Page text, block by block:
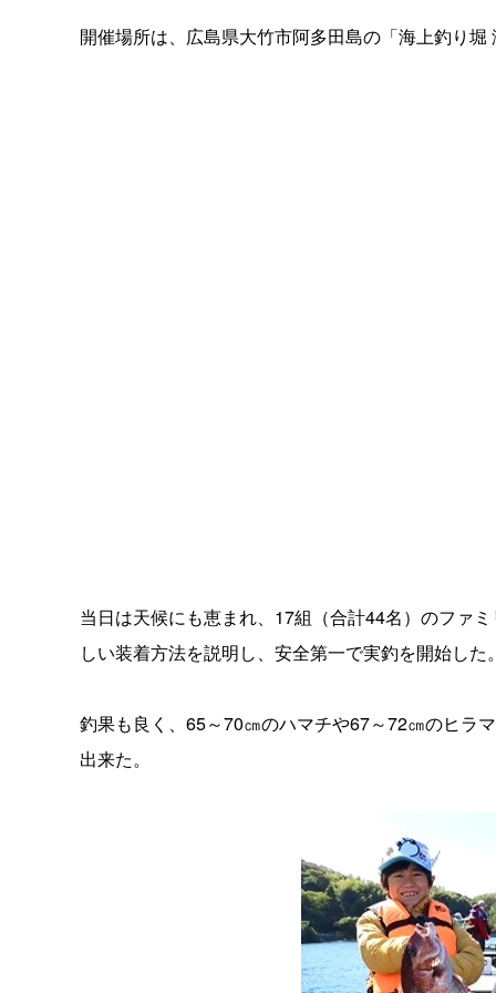
開催場所は、広島県大竹市阿多田島の「海上釣り堀
当日は天候にも恵まれ、17組（合計44名）のファ
しい装着方法を説明し、安全第一で実釣を開始した
釣果も良く、65～70㎝のハマチや67～72㎝のヒラ
出来た。